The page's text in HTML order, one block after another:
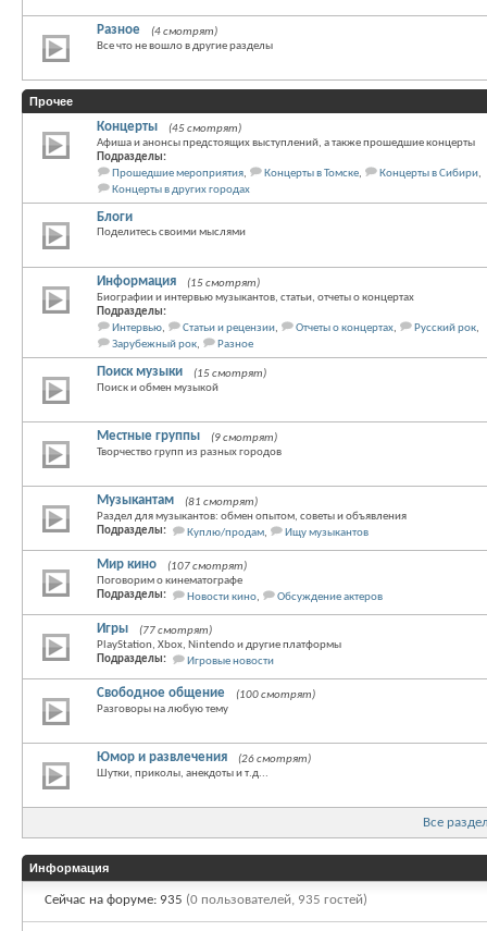
Разное
(4 смотрят)
Все что не вошло в другие разделы
Прочее
Концерты
(45 смотрят)
Афиша и анонсы предстоящих выступлений, а также прошедшие концерты
Подразделы:
Прошедшие мероприятия, Концерты в Томске, Концерты в Сибири,
Концерты в других городах
Блоги
Поделитесь своими мыслями
Информация
(15 смотрят)
Биографии и интервью музыкантов, статьи, отчеты о концертах
Подразделы:
Интервью, Статьи и рецензии, Отчеты о концертах, Русский рок,
Зарубежный рок, Разное
Поиск музыки
(15 смотрят)
Поиск и обмен музыкой
Местные группы
(9 смотрят)
Творчество групп из разных городов
Музыкантам
(81 смотрят)
Раздел для музыкантов: обмен опытом, советы и объявления
Подразделы:
Куплю/продам, Ищу музыкантов
Мир кино
(107 смотрят)
Поговорим о кинематографе
Подразделы:
Новости кино, Обсуждение актеров
Игры
(77 смотрят)
PlayStation, Xbox, Nintendo и другие платформы
Подразделы:
Игровые новости
Свободное общение
(100 смотрят)
Разговоры на любую тему
Юмор и развлечения
(26 смотрят)
Шутки, приколы, анекдоты и т.д...
Все
Информация
Сейчас на форуме: 935 (0 пользователей, 935 гостей)